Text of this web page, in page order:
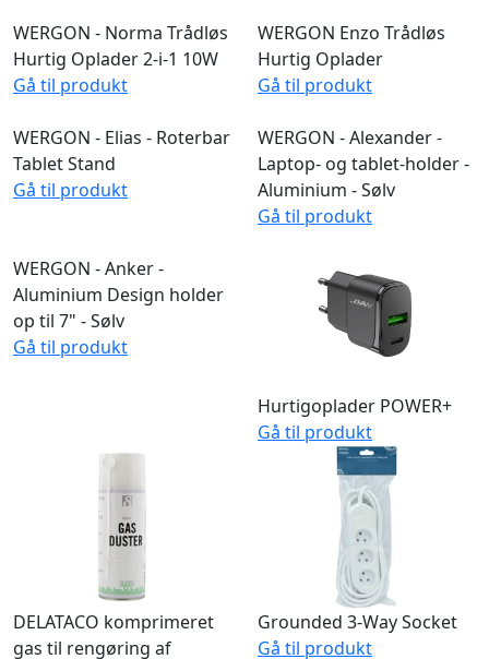
WERGON - Odin Desktop
Holder
Gå til produkt
WERGON - Nor - Foldbar
Laptop/iPad Stand - Sort
Gå til produkt
WERGON - Norma Trådløs
Hurtig Oplader 2-i-1 10W
Gå til produkt
WERGON Enzo Trådløs
Hurtig Oplader
Gå til produkt
Tablet Stand
Gå til produkt
Laptop- og tablet-holder -
Aluminium - Sølv
Gå til produkt
Gå til produkt
Hurtigoplader POWER+
Gå til produkt